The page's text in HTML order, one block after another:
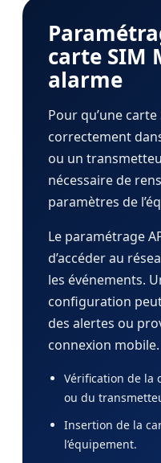
carte SIM
alarme
Pour qu’une
correctement
ou un
nécessaire de
paramètres de
Le paramétrage
d’accéder au
les événements.
configuration
des alertes ou
connexion mobile.
Vérification de la
ou du
Insertion de la
l’équipement.